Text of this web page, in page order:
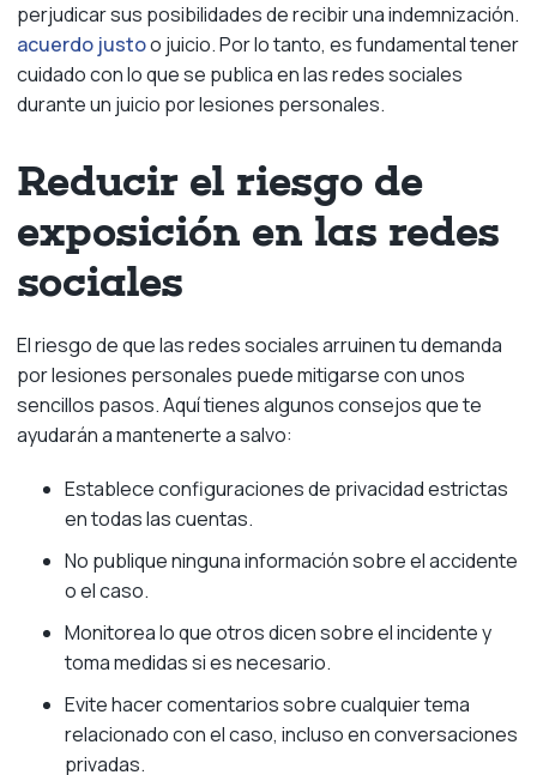
perjudicar sus posibilidades de recibir una indemnización.
acuerdo justoo juicio. Por lo tanto, es fundamental tener
cuidado con lo que se publica en las redes sociales
durante un juicio por lesiones personales.
Reducir el riesgo de
exposición en las redes
sociales
El riesgo de que las redes sociales arruinen tu demanda
por lesiones personales puede mitigarse con unos
sencillos pasos. Aquí tienes algunos consejos que te
ayudarán a mantenerte a salvo:
Establece configuraciones de privacidad estrictas
en todas las cuentas.
No publique ninguna información sobre el accidente
o el caso.
Monitorea lo que otros dicen sobre el incidente y
toma medidas si es necesario.
Evite hacer comentarios sobre cualquier tema
relacionado con el caso, incluso en conversaciones
privadas.